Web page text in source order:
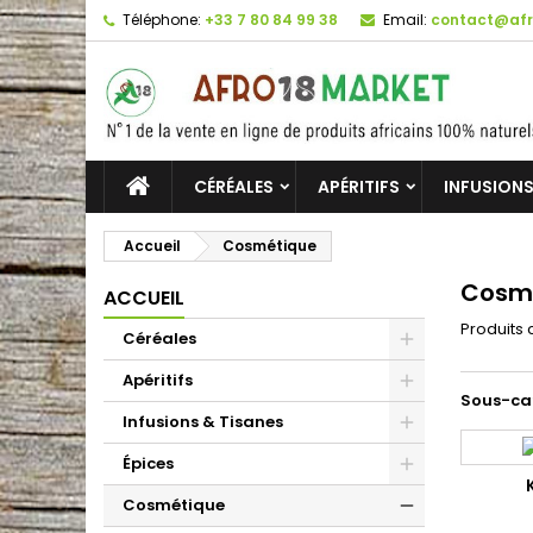
Téléphone: +33 7 80 84 99 38 Email:
CÉRÉALES APÉRITIFS
Accueil Cosmétique
ACCUEIL
Céréales
Apéritifs
Infusions & Tisanes
Épices
Cosmétique
Produits
Sous-